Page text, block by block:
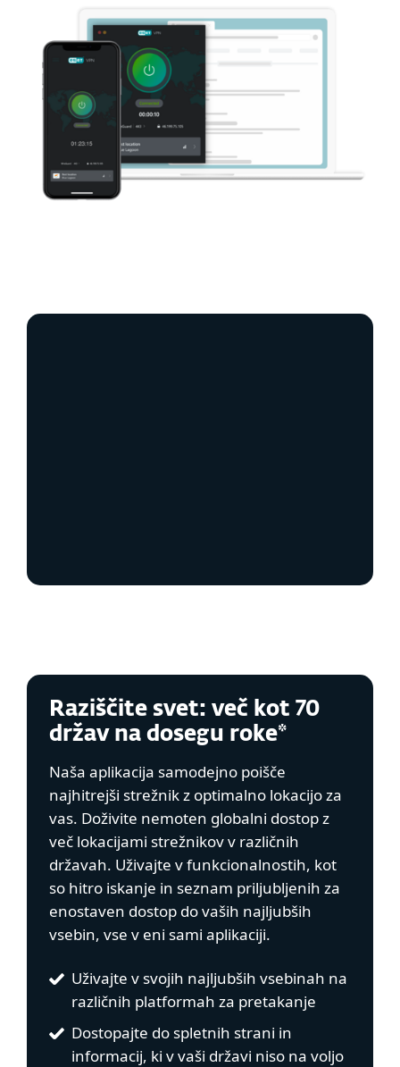
Raziščite svet: več kot 70
držav na dosegu roke*
Naša aplikacija samodejno poišče
najhitrejši strežnik z optimalno lokacijo za
vas. Doživite nemoten globalni dostop z
več lokacijami strežnikov v različnih
državah. Uživajte v funkcionalnostih, kot
so hitro iskanje in seznam priljubljenih za
enostaven dostop do vaših najljubših
vsebin, vse v eni sami aplikaciji.
Uživajte v svojih najljubših vsebinah na
različnih platformah za pretakanje
Dostopajte do spletnih strani in
informacij, ki v vaši državi niso na voljo